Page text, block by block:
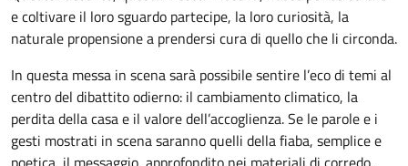
e coltivare il loro sguardo partecipe, la loro curiosità, la
naturale propensione a prendersi cura di quello che li circonda.
In questa messa in scena sarà possibile sentire l’eco di temi al
centro del dibattito odierno: il cambiamento climatico, la
perdita della casa e il valore dell’accoglienza. Se le parole e i
gesti mostrati in scena saranno quelli della fiaba, semplice e